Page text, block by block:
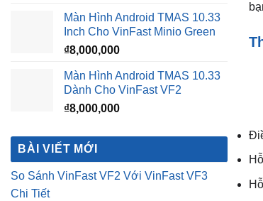
₫16,500,000.là:
₫12,500,000.
Màn Hình Android TMAS 10.33
Inch Cho VinFast Minio Green
₫8,000,000
Màn Hình Android TMAS 10.33
Dành Cho VinFast VF2
₫8,000,000
BÀI VIẾT MỚI
So Sánh VinFast VF2 Với VinFast VF3
Chi Tiết